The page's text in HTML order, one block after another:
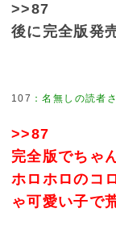
>>87
後に完全版発
107
>>87
完全版でちゃ
ホロホロのコ
ゃ可愛い子で